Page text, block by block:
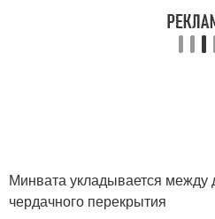
Минвата укладывается
чердачного перекрытия